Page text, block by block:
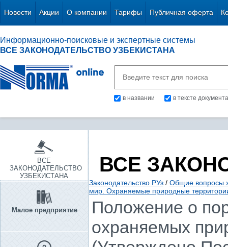
Новости Акции О компании Тарифы Публичная оферта
Информационно-поисковые и экспертные системы
ВСЕ ЗАКОНОДАТЕЛЬСТВО УЗБЕКИСТАНА
в названии в тексте документа
ВСЕ
ЗАКОНОДАТЕЛЬСТВО
УЗБЕКИСТАНА
Малое предприятие
ВСЕ
Законодательство РУз / Общие вопросы
мир. Охраняемые природные
Положение о
охраняемых